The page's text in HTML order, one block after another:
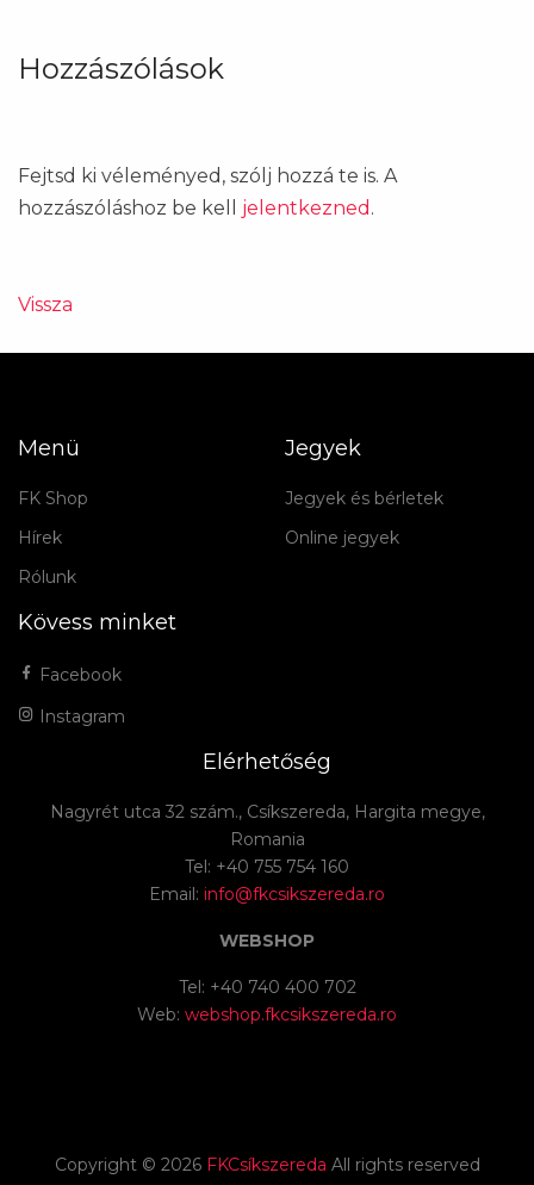
Hozzászólások
Fejtsd ki véleményed, szólj hozzá te is. A
hozzászóláshoz be kell jelentkezned .
Vissza
Menü
FK Shop
Hírek
Rólunk
Jegyek
Jegyek és bérletek
Online jegyek
Kövess minket
Facebook
Instagram
Elérhetőség
Nagyrét utca 32 szám., Csíkszereda, Hargita megye,
Romania
Tel: +40 755 754 160
Email: info@fkcsikszereda.ro
WEBSHOP
Tel: +40 740 400 702
Web: webshop.fkcsikszereda.ro
Copyright © 2026 FKCsíkszereda All rights reserved